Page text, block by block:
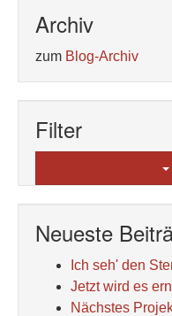
Archiv
zum Blog-Archiv
Filter
Neueste
Ich seh' den
Jetzt wird es
Nächstes